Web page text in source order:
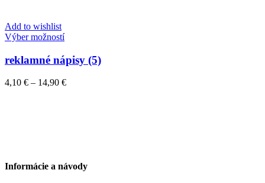
vybrať
na
stránke
produktu.
Add to wishlist
Výber možnostíTento
má
viacero
variantov.
reklamné nápisy (5)
4,10 € – 14,90 €Price
Informácie a návody